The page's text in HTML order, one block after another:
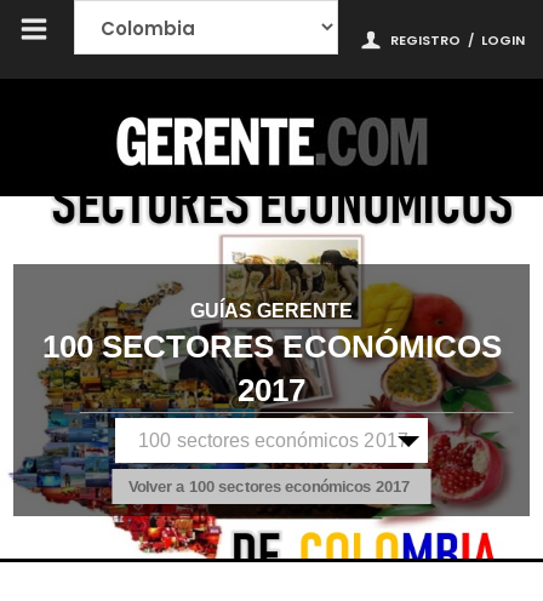
REGISTRO / LOGIN
GUÍAS GERENTE
100 SECTORES ECONÓMICOS
2017
Volver a 100 sectores económicos 2017